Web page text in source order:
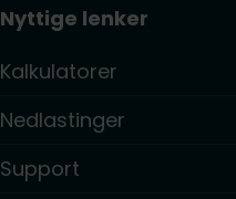
Nyttige lenker
Kalkulatorer
Nedlastinger
Support